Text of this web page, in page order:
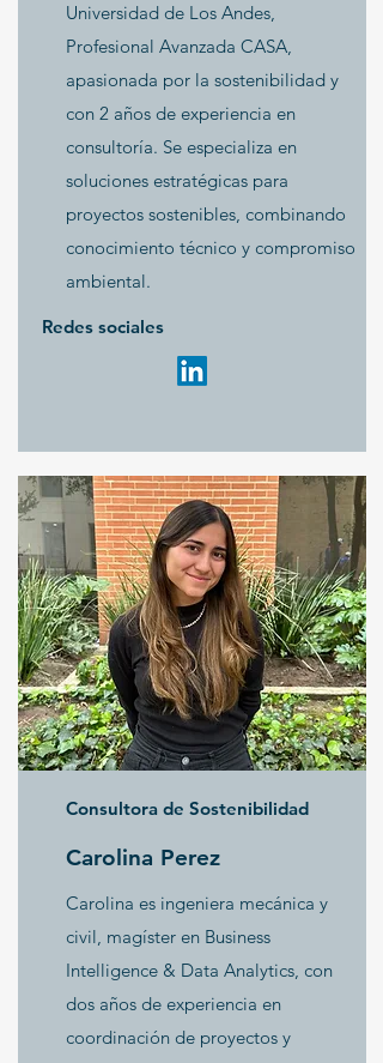
Universidad de Los Andes,
Profesional Avanzada CASA,
apasionada por la sostenibilidad y
con 2 años de experiencia en
consultoría. Se especializa en
soluciones estratégicas para
proyectos sostenibles, combinando
conocimiento técnico y compromiso
ambiental.
Redes sociales
Consultora de Sostenibilidad
Carolina Perez
Carolina es ingeniera mecánica y
civil, magíster en Business
Intelligence & Data Analytics, con
dos años de experiencia en
coordinación de proyectos y